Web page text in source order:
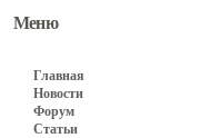
Меню
Главная
Новости
Форум
Статьи